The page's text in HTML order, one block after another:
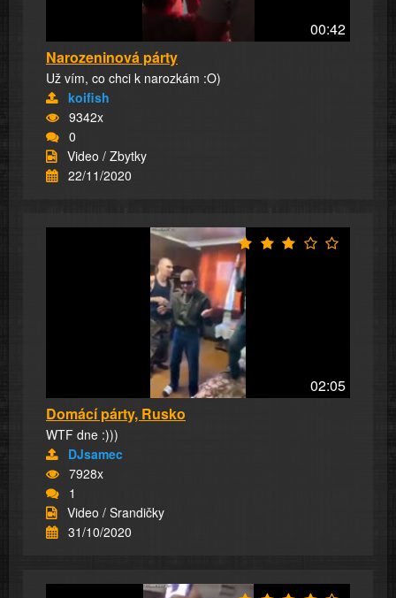
00:42
Narozeninová párty
Už vím, co chci k narozkám :O)
koifish
9342x
0
Video / Zbytky
22/11/2020
02:05
Domácí párty, Rusko
WTF dne :)))
DJsamec
7928x
1
Video / Srandičky
31/10/2020